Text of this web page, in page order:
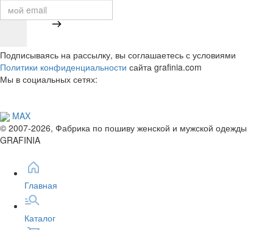
Подписываясь на рассылку, вы соглашаетесь с условиями
Политики конфиденциальности сайта grafinia.com
Мы в социальных сетях:
MAX
© 2007-2026, Фабрика по пошиву женской и мужской одежды
GRAFINIA
Главная
Каталог